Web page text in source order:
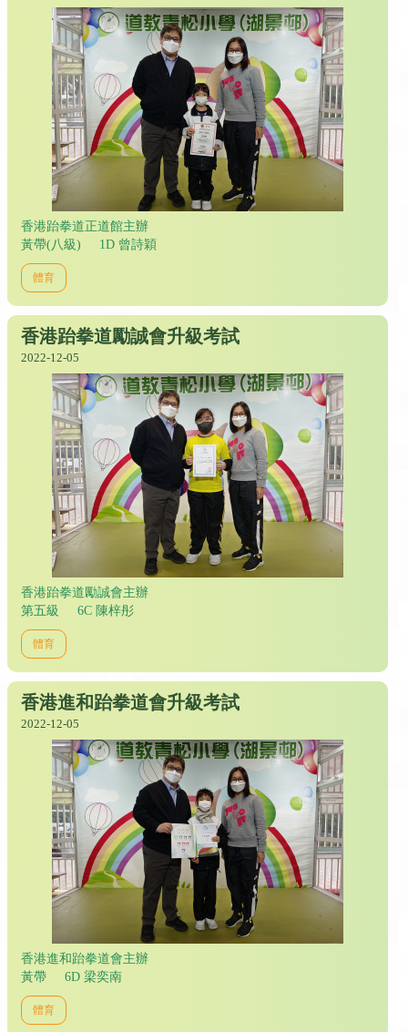
香港跆拳道正道館主辦
黃帶(八級) 1D 曾詩穎
體育
香港跆拳道勵誠會升級考試
2022-12-05
香港跆拳道勵誠會主辦
第五級 6C 陳梓彤
體育
香港進和跆拳道會升級考試
2022-12-05
香港進和跆拳道會主辦
黃帶 6D 梁奕南
體育